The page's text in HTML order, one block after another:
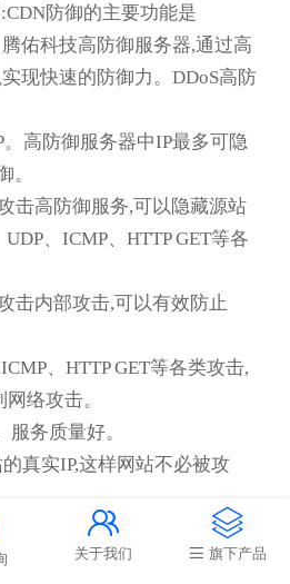
:CDN防御的主要功能是
佑科技高防御服务器,通过高
现快速的防御力。DDoS高防
高防御服务器中IP最多可隐
。
击高防御服务,可以隐藏源站
、ICMP、HTTP GET等各
击内部攻击,可以有效防止
、HTTP GET等各类攻击,
络攻击。
务质量好。
真实IP,这样网站不必被攻
些服务商是免费赠送高防IP。

关于我们

旗下产品